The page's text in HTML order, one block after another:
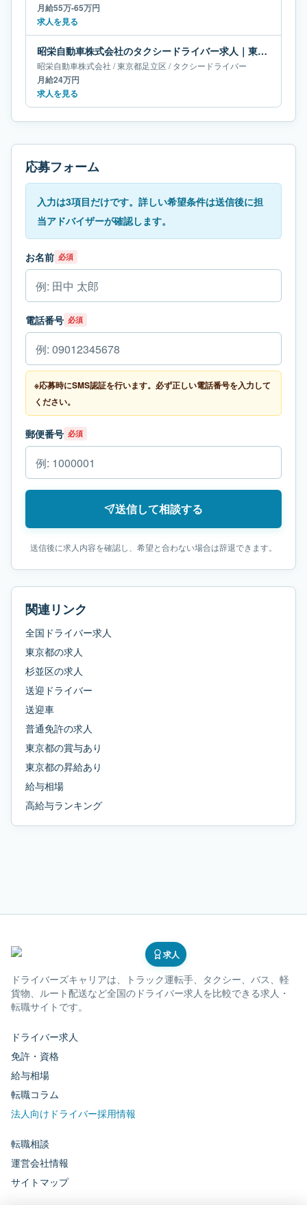
月給55万-65万円
求人を見る
昭栄自動車株式会社のタクシードライバー求人｜東京都足立区｜月給24万円
昭栄自動車株式会社 /東京都足立区 /タクシードライバー
月給24万円
求人を見る
応募フォーム
入力は3項目だけです。詳しい希望条件は送信後に担
当アドバイザーが確認します。
お名前 必須
電話番号 必須
※応募時にSMS認証を行います。必ず正しい電話番号を入力して
ください。
郵便番号 必須
送信して相談する
送信後に求人内容を確認し、希望と合わない場合は辞退できます。
関連リンク
全国ドライバー求人
東京都の求人
杉並区の求人
送迎ドライバー
送迎車
普通免許の求人
東京都の賞与あり
東京都の昇給あり
給与相場
高給与ランキング
求人
ドライバーズキャリアは、トラック運転手、タクシー、バス、軽
貨物、ルート配送など全国のドライバー求人を比較できる求人・
転職サイトです。
ドライバー求人
免許・資格
給与相場
転職コラム
法人向けドライバー採用情報
転職相談
運営会社情報
サイトマップ